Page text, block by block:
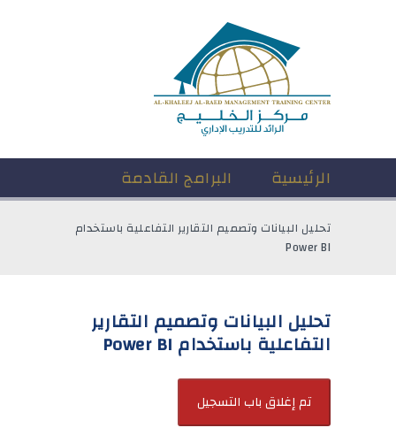
الرئيسية البرامج القادمة
تحليل البيانات وتصميم التقارير التفاعلية باستخدام
Power BI
تحليل البيانات وتصميم التقارير
التفاعلية باستخدام Power BI